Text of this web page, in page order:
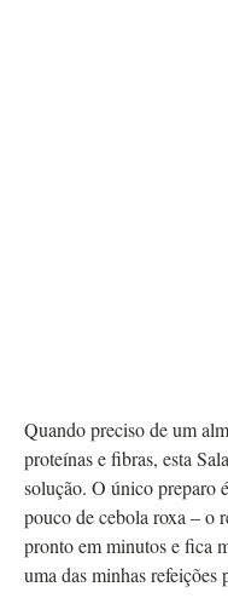
Quando preciso de um
proteínas e fibras, esta
solução. O único preparo
pouco de cebola roxa – o
pronto em minutos e fica
uma das minhas refeições